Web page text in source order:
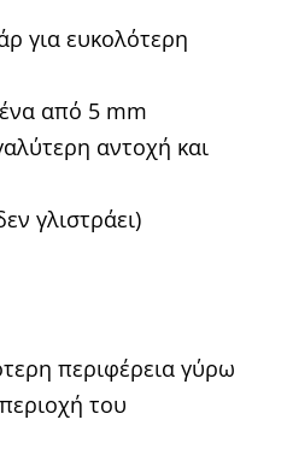
για ευκολότερη
από 5 mm
αντοχή και
γλιστράει)
περιφέρεια γύρω
του